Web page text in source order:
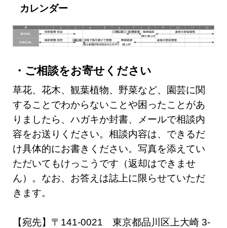
カレンダー
ご相談をお寄せください
草花、花木、観葉植物、野菜など、園芸に関
することでわからないことや困ったことがあ
りましたら、ハガキか封書、メールで相談内
容をお送りください。相談内容は、できるだ
け具体的にお書きください。写真を添えてい
ただいてもけっこうです（返却はできませ
ん）。なお、お答えは誌上に限らせていただ
きます。
【宛先】〒141-0021 東京都品川区上大崎 3-